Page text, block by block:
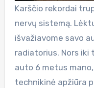
Karščio rekordai
nervų sistemą.
išvažiavome savo
radiatorius. Nors iki
auto 6 metus
technikinė apžiūra